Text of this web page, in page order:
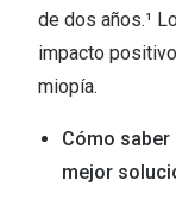
de dos años.¹
impacto
miopía.
Cómo
mejor